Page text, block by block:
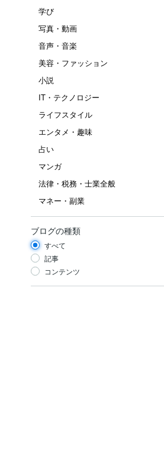
学び
写真・動画
音声・音楽
美容・ファッション
小説
IT・テクノロジー
ライフスタイル
エンタメ・趣味
占い
マンガ
法律・税務・士業全般
マネー・副業
ブログの種類
すべて
記事
コンテンツ